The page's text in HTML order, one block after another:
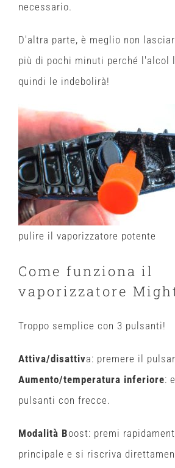
necessario.
D'altra parte, è meglio non
più di pochi minuti perché l'alcol
quindi le indebolirà!
pulire il vaporizzatore potente
Come funziona il
vaporizzatore
Troppo semplice con 3 pulsanti!
Attiva/disattiva: premere il
Aumento/temperatura inferiore:
pulsanti con frecce.
Modalità Boost: premi
principale e si riscriva